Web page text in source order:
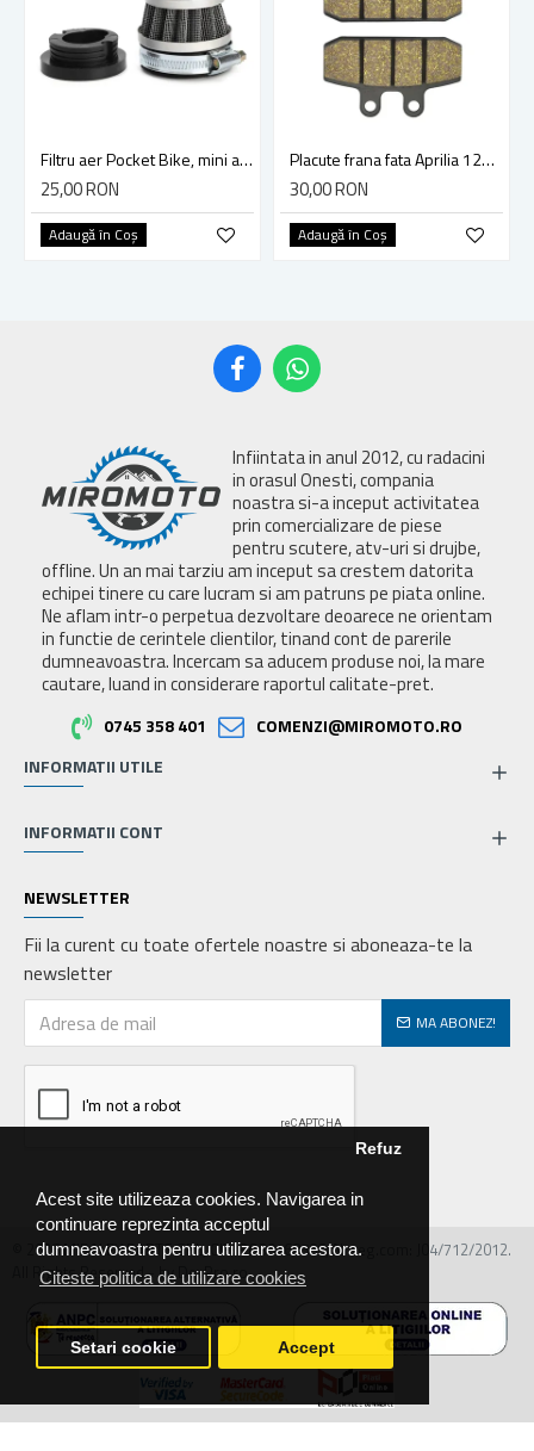
Acest site utilizeaza cookies. Navigarea in
continuare reprezinta acceptul
dumneavoastra pentru utilizarea acestora.
Citeste politica de utilizare cookies
Refuz
Setari cookie Accept
Filtru aer Pocket Bike, mini atv, 42 mm, model cu adaptor
25,00 RON
Adaugă în Coş
Placute frana fata Aprilia 125 150 200 400 500 Tuareg Wind ETX MALAGUTI 125
30,00 RON
Adaugă în Coş
Infiintata in anul 2012, cu radacini
in orasul Onesti, compania
noastra si-a inceput activitatea
prin comercializare de piese
pentru scutere, atv-uri si drujbe,
offline. Un an mai tarziu am inceput sa crestem datorita
echipei tinere cu care lucram si am patruns pe piata online.
Ne aflam intr-o perpetua dezvoltare deoarece ne orientam
in functie de cerintele clientilor, tinand cont de parerile
dumneavoastra. Incercam sa aducem produse noi, la mare
cautare, luand in considerare raportul calitate-pret.
0745 358 401
COMENZI@MIROMOTO.RO
INFORMATII UTILE
INFORMATII CONT
NEWSLETTER
Fii la curent cu toate ofertele noastre si aboneaza-te la
newsletter
MA ABONEZ!
© 2026 MIRALEX PARTS SRL, CIF: RO30468586, Nr.reg.com: J04/712/2012.
All Rights Reserved - by DevPro.ro